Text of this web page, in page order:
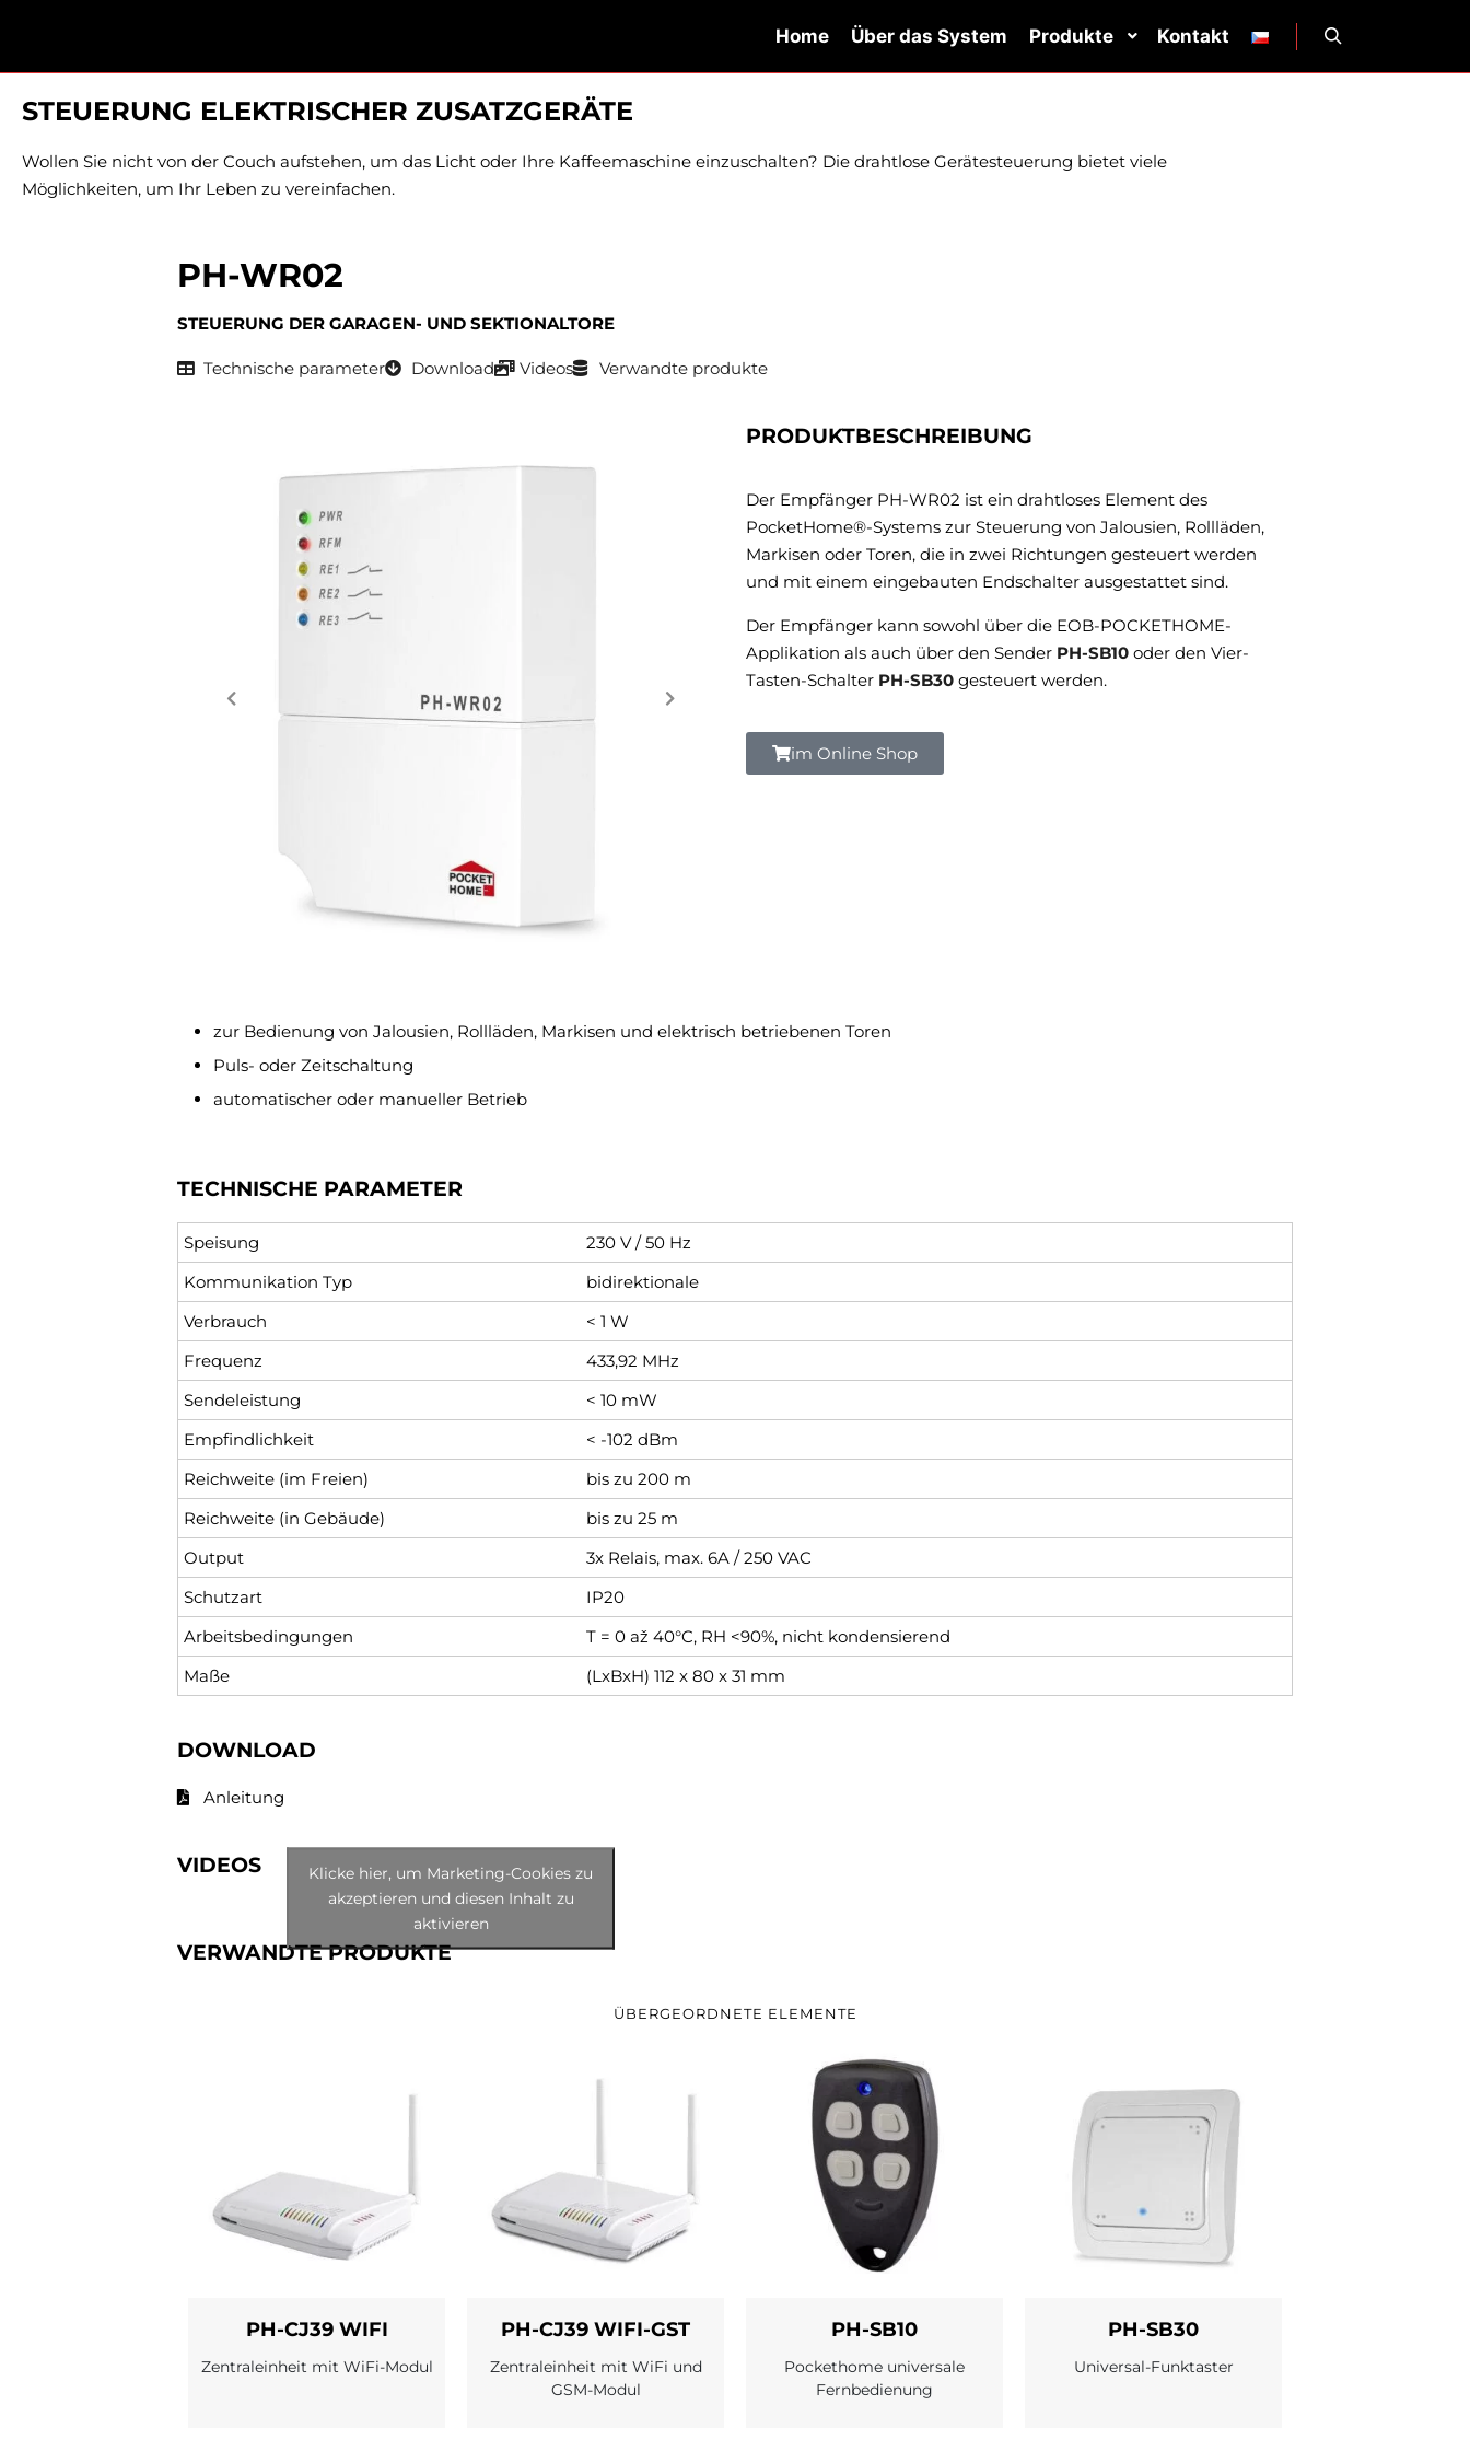
Home Über das System Produkte Kontakt
STEUERUNG ELEKTRISCHER ZUSATZGERÄTE
Wollen Sie nicht von der Couch aufstehen, um das Licht oder Ihre Kaffeemaschine einzuschalten? Die drahtlose Gerätesteuerung bietet viele
Möglichkeiten, um Ihr Leben zu vereinfachen.
PH-WR02
STEUERUNG DER GARAGEN- UND SEKTIONALTORE
Technische parameter Download Videos Verwandte produkte
PRODUKTBESCHREIBUNG
Der Empfänger PH-WR02 ist ein drahtloses Element des
PocketHome®-Systems zur Steuerung von Jalousien, Rollläden,
Markisen oder Toren, die in zwei Richtungen gesteuert werden
und mit einem eingebauten Endschalter ausgestattet sind.
Der Empfänger kann sowohl über die EOB-POCKETHOME-
Applikation als auch über den Sender PH-SB10 oder den Vier-
Tasten-Schalter PH-SB30 gesteuert werden.
im Online Shop
zur Bedienung von Jalousien, Rollläden, Markisen und elektrisch betriebenen Toren
Puls- oder Zeitschaltung
automatischer oder manueller Betrieb
TECHNISCHE PARAMETER
Speisung
230 V / 50 Hz
Kommunikation Typ
bidirektionale
Verbrauch
< 1 W
Frequenz
433,92 MHz
Sendeleistung
< 10 mW
Empfindlichkeit
< -102 dBm
Reichweite (im Freien)
bis zu 200 m
Reichweite (in Gebäude)
bis zu 25 m
Output
3x Relais, max. 6A / 250 VAC
Schutzart
IP20
Arbeitsbedingungen
T = 0 až 40°C, RH <90%, nicht kondensierend
Maße
(LxBxH) 112 x 80 x 31 mm
DOWNLOAD
Anleitung
VIDEOS
Klicke hier, um Marketing-Cookies zu
akzeptieren und diesen Inhalt zu
aktivieren
VERWANDTE PRODUKTE
ÜBERGEORDNETE ELEMENTE
PH-CJ39 WIFI
Zentraleinheit mit WiFi-Modul
PH-CJ39 WIFI-GST
Zentraleinheit mit WiFi und
GSM-Modul
PH-SB10
Pockethome universale
Fernbedienung
PH-SB30
Universal-Funktaster